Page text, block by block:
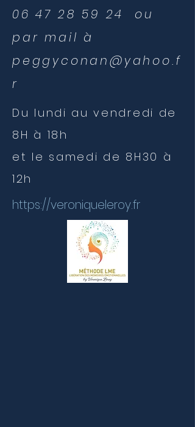
06 47 28 59 24
ou
par mail à
peggyconan@yahoo.f
r
Du lundi au vendredi de
8H à 18h
et le samedi de 8H30 à
12h
https://veroniqueleroy.fr